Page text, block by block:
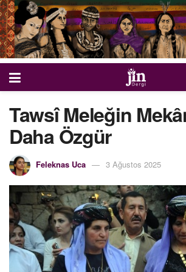
Tawsî Meleğin
Daha Özgür
Feleknas Uca 3 Ağustos 2025